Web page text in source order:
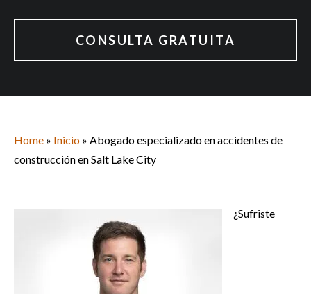
CONSULTA GRATUITA
Home » Inicio » Abogado especializado en accidentes de
construcción en Salt Lake City
¿Sufriste